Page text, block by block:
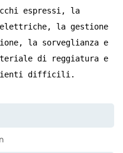
Việt
Indonesia
espressi, la
la gestione
la sorveglianza e
di reggiatura e
difficili.